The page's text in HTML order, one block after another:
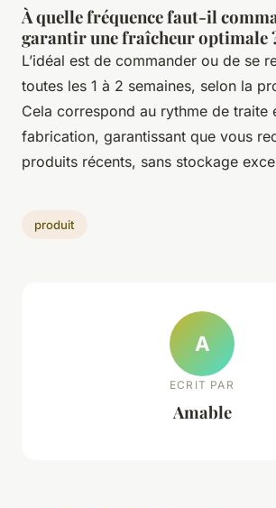
À quelle fréquence faut-il
garantir une fraîcheur optimale
L’idéal est de commander ou de se
toutes les 1 à 2 semaines, selon la
Cela correspond au rythme de traite
fabrication, garantissant que vous
produits récents, sans stockage
produit
A
ECRIT PAR
Amable